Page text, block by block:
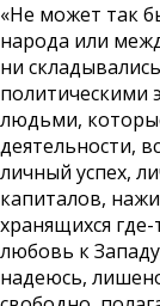
«Не может так
народа или
ни
политическими
людьми,
деятельности,
личный успех,
капиталов,
хранящихся
любовь к
надеюсь,